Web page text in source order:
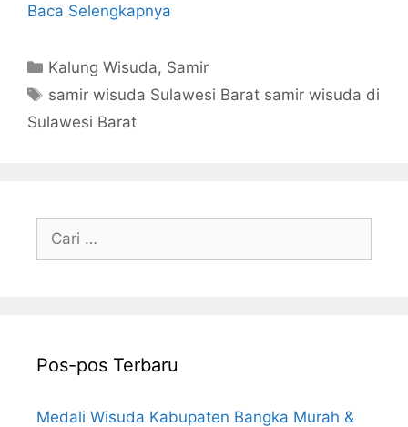
Baca Selengkapnya
Kategori
Kalung Wisuda, Samir
Tag
samir wisuda Sulawesi Barat samir wisuda di
Sulawesi Barat
untuk:
Pos-pos Terbaru
Medali Wisuda Kabupaten Bangka Murah &